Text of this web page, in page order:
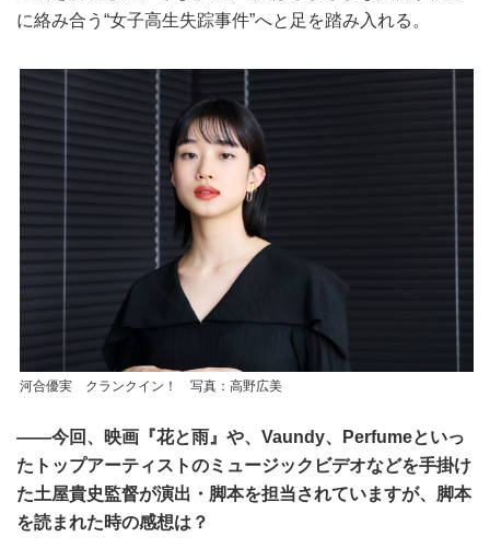
に絡み合う“女子高生失踪事件”へと足を踏み入れる。
河合優実 クランクイン！ 写真：高野広美
――今回、映画『花と雨』や、Vaundy、Perfumeといっ
たトップアーティストのミュージックビデオなどを手掛け
た土屋貴史監督が演出・脚本を担当されていますが、脚本
を読まれた時の感想は？